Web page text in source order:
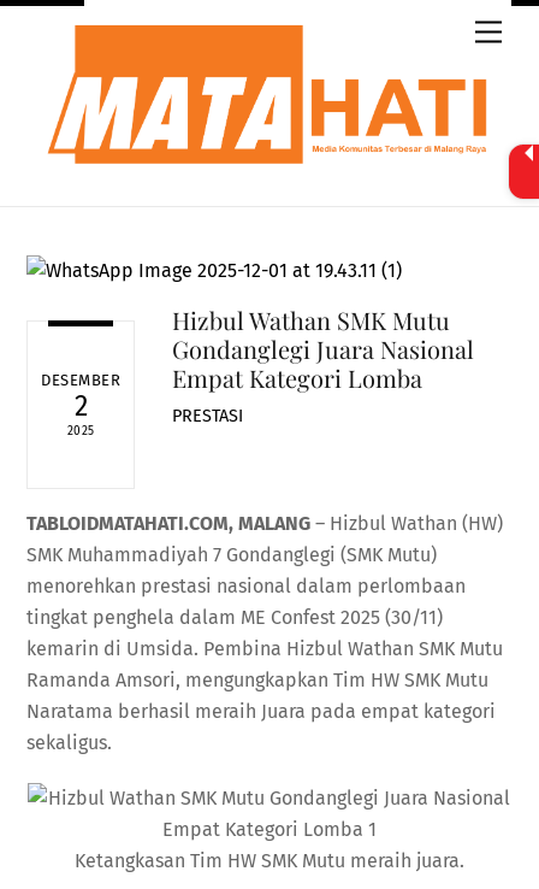
Skip
DESEMBER
2
2025
Hizbul Wathan SMK Mutu
Gondanglegi Juara Nasional
Empat Kategori Lomba
PRESTASI
TABLOIDMATAHATI.COM, MALANG – Hizbul Wathan (HW)
SMK Muhammadiyah 7 Gondanglegi (SMK Mutu)
menorehkan prestasi nasional dalam perlombaan
tingkat penghela dalam ME Confest 2025 (30/11)
kemarin di Umsida. Pembina Hizbul Wathan SMK Mutu
Ramanda Amsori, mengungkapkan Tim HW SMK Mutu
Naratama berhasil meraih Juara pada empat kategori
sekaligus.
Ketangkasan Tim HW SMK Mutu meraih juara.